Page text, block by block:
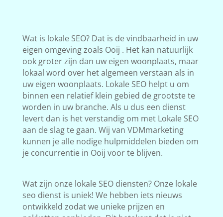
Wat is lokale SEO? Dat is de vindbaarheid in uw
eigen omgeving zoals Ooij . Het kan natuurlijk
ook groter zijn dan uw eigen woonplaats, maar
lokaal word over het algemeen verstaan als in
uw eigen woonplaats. Lokale SEO helpt u om
binnen een relatief klein gebied de grootste te
worden in uw branche. Als u dus een dienst
levert dan is het verstandig om met Lokale SEO
aan de slag te gaan. Wij van VDMmarketing
kunnen je alle nodige hulpmiddelen bieden om
je concurrentie in Ooij voor te blijven.
Wat zijn onze lokale SEO diensten? Onze lokale
seo dienst is uniek! We hebben iets nieuws
ontwikkeld zodat we unieke prijzen en